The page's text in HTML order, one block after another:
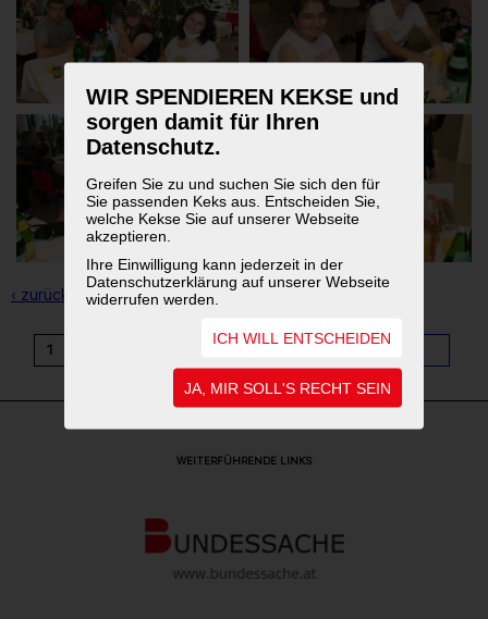
WIR SPENDIEREN KEKSE und
sorgen damit für Ihren
Datenschutz.
Greifen Sie zu und suchen Sie sich den für
Sie passenden Keks aus. Entscheiden Sie,
welche Kekse Sie auf unserer Webseite
akzeptieren.
Ihre Einwilligung kann jederzeit in der
Datenschutzerklärung auf unserer Webseite
widerrufen werden.
ICH WILL ENTSCHEIDEN
JA, MIR SOLL'S RECHT SEIN
‹ zurück zur Übersicht
1
WEITERFÜHRENDE LINKS